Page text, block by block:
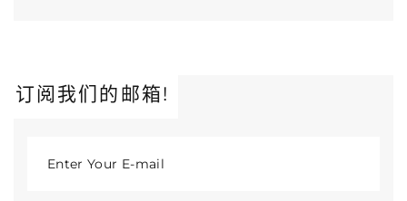
订阅我们的邮箱!
Enter Your E-mail